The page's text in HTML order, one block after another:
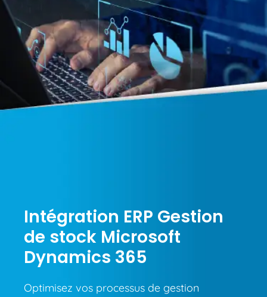
Intégration ERP Gestion
de stock Microsoft
Dynamics 365
Optimisez vos processus de gestion